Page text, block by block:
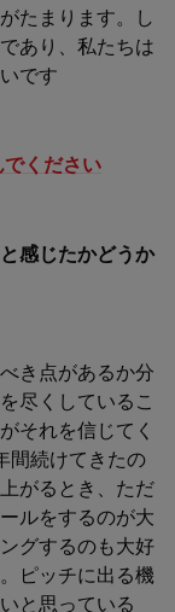
たまります。し
あり、私たちは
です
ください
感じたかどうか
き点があるか分
尽くしているこ
それを信じてく
間続けてきたの
がるとき、ただ
ルをするのが大
グするのも大好
ピッチに出る機
と思っている